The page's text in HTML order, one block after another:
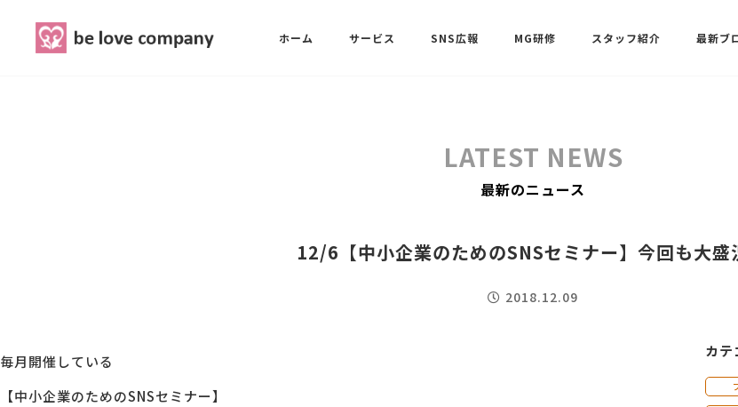
ホーム サービス SNS広報 MG研修 スタッフ紹介 最新ブ
最新ブログ
LATEST NEWS
最新のニュース
12/6【中小企業のためのSNSセミナー】今回も大盛
2018.12.09
毎月開催している
【中小企業のためのSNSセミナー】
カテ